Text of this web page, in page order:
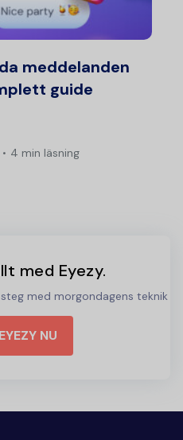
meddelanden
guide
4 min läsning
med Eyezy.
med morgondagens teknik
NU